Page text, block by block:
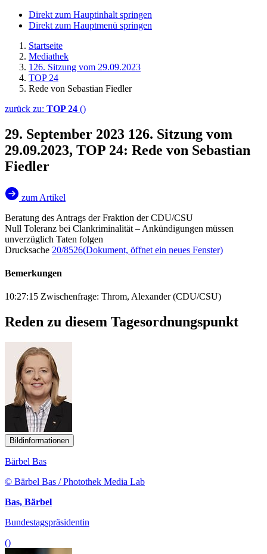
Direkt zum Hauptinhalt springen
Direkt zum Hauptmenü springen
Startseite
Mediathek
126. Sitzung vom 29.09.2023
TOP 24
Rede von Sebastian Fiedler
zurück zu: TOP 24 ()
29. September 2023 126. Sitzung vom
29.09.2023, TOP 24: Rede von Sebastian
Fiedler
zum Artikel
Beratung des Antrags der Fraktion der CDU/CSU
Null Toleranz bei Clankriminalität – Ankündigungen müssen
unverzüglich Taten folgen
Drucksache 20/8526(Dokument, öffnet ein neues Fenster)
Bemerkungen
10:27:15 Zwischenfrage: Throm, Alexander (CDU/CSU)
Reden zu diesem Tagesordnungspunkt
Bildinformationen
Bärbel Bas
© Bärbel Bas / Photothek Media Lab
Bas, Bärbel
Bundestagspräsidentin
()